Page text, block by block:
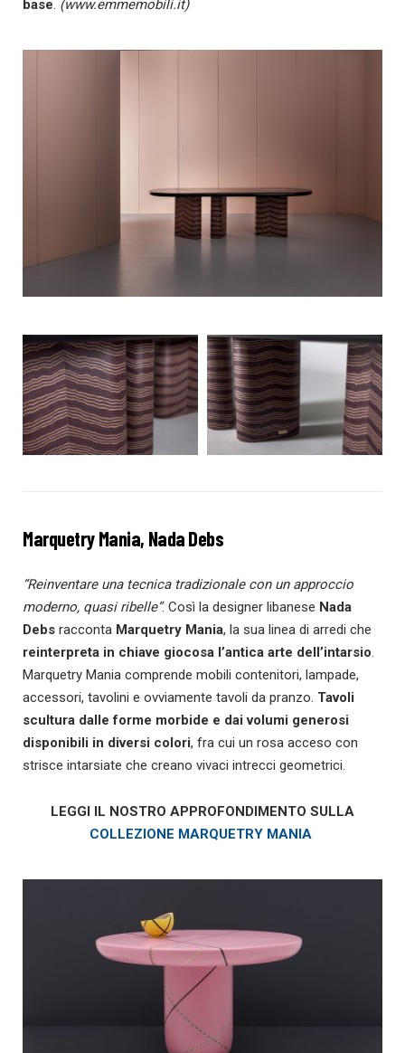
base. (www.emmemobili.it)
Marquetry Mania, Nada Debs
“Reinventare una tecnica tradizionale con un approccio
moderno, quasi ribelle”. Così la designer libanese Nada
Debs racconta Marquetry Mania, la sua linea di arredi che
reinterpreta in chiave giocosa l’antica arte dell’intarsio.
Marquetry Mania comprende mobili contenitori, lampade,
accessori, tavolini e ovviamente tavoli da pranzo. Tavoli
scultura dalle forme morbide e dai volumi generosi
disponibili in diversi colori, fra cui un rosa acceso con
strisce intarsiate che creano vivaci intrecci geometrici.
LEGGI IL NOSTRO APPROFONDIMENTO SULLA
COLLEZIONE MARQUETRY MANIA